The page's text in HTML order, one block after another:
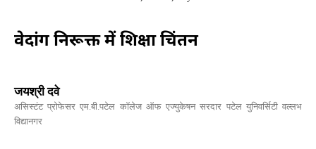
वेदांग निरूक्त में शिक्षा चिंतन
जयश्री दवे
असिस्टंट प्रोफेसर एम.बी.पटेल कॉलेज ऑफ एज्युकेषन सरदार पटेल युनिवर्सिटी वल्लभ
विद्यानगर